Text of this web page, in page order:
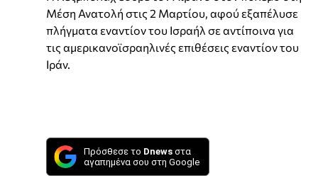
Μέση Ανατολή στις 2 Μαρτίου, αφού εξαπέλυσε
πλήγματα εναντίον του Ισραήλ σε αντίποινα για
τις αμερικανοϊσραηλινές επιθέσεις εναντίον του
Ιράν.
Πρόσθεσε το Dnews στα
αγαπημένα σου στη Google